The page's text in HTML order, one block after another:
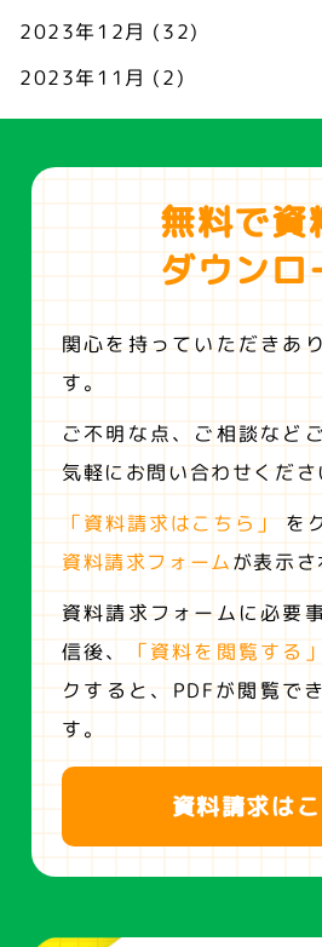
2023年12月 (32)
2023年11月 (2)
無料で資
ダウンロ
関心を持っていただきあ
す。
ご不明な点、ご相談など
気軽にお問い合わせくださ
「資料請求はこちら」
を
資料請求フォームが表示さ
資料請求フォームに必要
信後、
「資料を閲覧する
クすると、 PDFが閲覧で
す。
資料請求は